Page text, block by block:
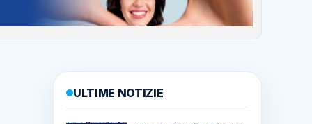
ULTIME NOTIZIE